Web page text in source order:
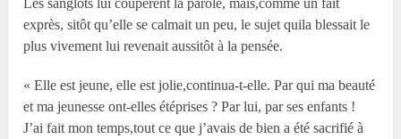
Les sanglots lui coupèrent la parole, mais,comme un fait
exprès, sitôt qu’elle se calmait un peu, le sujet quila blessait le
plus vivement lui revenait aussitôt à la pensée.
« Elle est jeune, elle est jolie,continua-t-elle. Par qui ma beauté
et ma jeunesse ont-elles étéprises ? Par lui, par ses enfants !
J’ai fait mon temps,tout ce que j’avais de bien a été sacrifié à